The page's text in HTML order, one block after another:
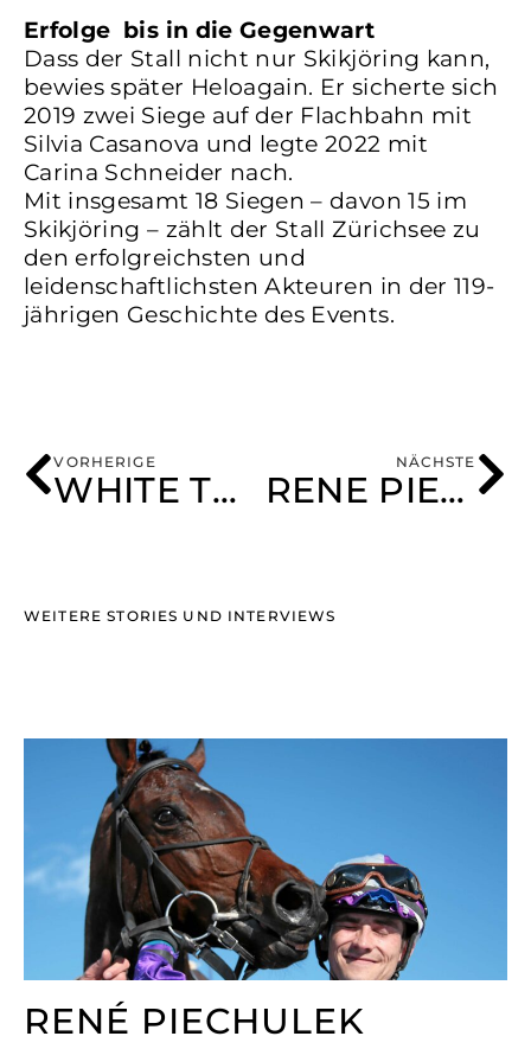
Erfolge bis in die Gegenwart
Dass der Stall nicht nur Skikjöring kann,
bewies später Heloagain. Er sicherte sich
2019 zwei Siege auf der Flachbahn mit
Silvia Casanova und legte 2022 mit
Carina Schneider nach.
Mit insgesamt 18 Siegen – davon 15 im
Skikjöring – zählt der Stall Zürichsee zu
den erfolgreichsten und
leidenschaftlichsten Akteuren in der 119-
jährigen Geschichte des Events.
VORHERIGE
WHITE TURF ST. MORITZ
NÄCHSTE
RENÉ PIECHULEK
WEITERE STORIES UND INTERVIEWS
RENÉ PIECHULEK